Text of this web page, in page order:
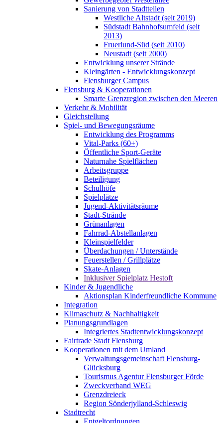
Sanierung von Stadtteilen
Westliche Altstadt (seit 2019)
Südstadt Bahnhofsumfeld (seit
2013)
Fruerlund-Süd (seit 2010)
Neustadt (seit 2000)
Entwicklung unserer Strände
Kleingärten - Entwicklungskonzept
Flensburger Campus
Flensburg & Kooperationen
Smarte Grenzregion zwischen den Meeren
Verkehr & Mobilität
Gleichstellung
Spiel- und Bewegungsräume
Entwicklung des Programms
Vital-Parks (60+)
Öffentliche Sport-Geräte
Naturnahe Spielflächen
Arbeitsgruppe
Beteiligung
Schulhöfe
Spielplätze
Jugend-Aktivitätsräume
Stadt-Strände
Grünanlagen
Fahrrad-Abstellanlagen
Kleinspielfelder
Überdachungen / Unterstände
Feuerstellen / Grillplätze
Skate-Anlagen
Inklusiver Spielplatz Hestoft
Kinder & Jugendliche
Aktionsplan Kinderfreundliche Kommune
Integration
Klimaschutz & Nachhaltigkeit
Planungsgrundlagen
Integriertes Stadtentwicklungskonzept
Fairtrade Stadt Flensburg
Kooperationen mit dem Umland
Verwaltungsgemeinschaft Flensburg-
Glücksburg
Tourismus Agentur Flensburger Förde
Zweckverband WEG
Grenzdreieck
Region Sönderjylland-Schleswig
Stadtrecht
Entgeltordnungen